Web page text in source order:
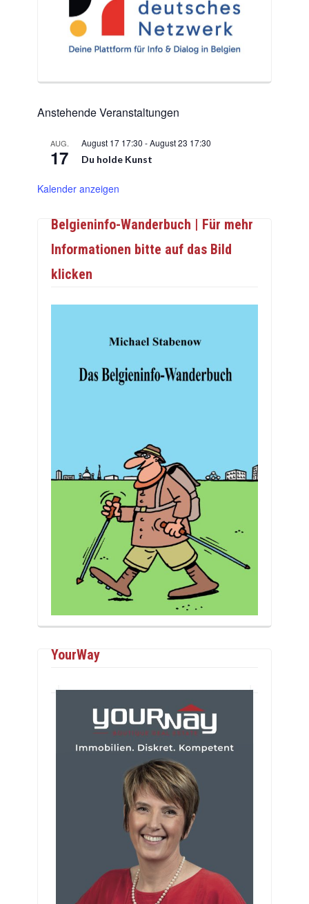
Anstehende Veranstaltungen
AUG.
17
August 17 17:30 -August 23 17:30
Du holde Kunst
Kalender anzeigen
Belgieninfo-Wanderbuch | Für mehr
Informationen bitte auf das Bild
klicken
YourWay